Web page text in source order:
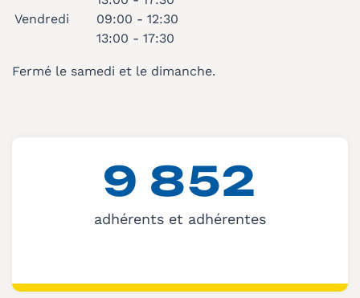
Vendredi
09:00 - 12:30
13:00 - 17:30
Fermé le samedi et le dimanche.
9 852
adhérents et adhérentes